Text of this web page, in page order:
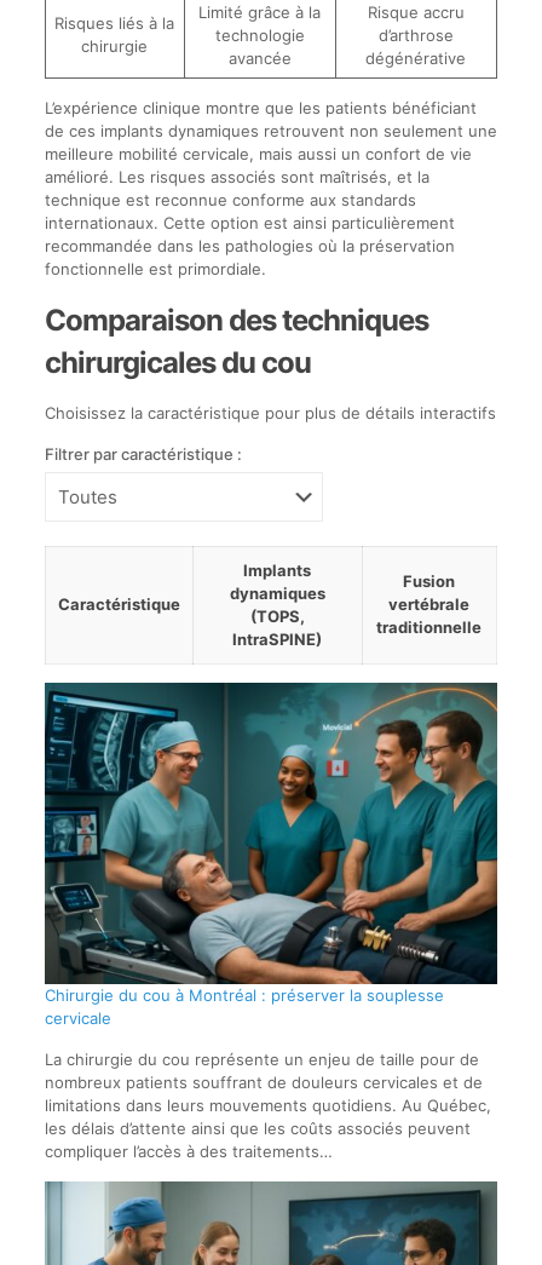
Risques liés à la
chirurgie
Limité grâce à la
technologie
avancée
Risque accru
d’arthrose
dégénérative
L’expérience clinique montre que les patients bénéficiant
de ces implants dynamiques retrouvent non seulement une
meilleure mobilité cervicale, mais aussi un confort de vie
amélioré. Les risques associés sont maîtrisés, et la
technique est reconnue conforme aux standards
internationaux. Cette option est ainsi particulièrement
recommandée dans les pathologies où la préservation
fonctionnelle est primordiale.
Comparaison des techniques
chirurgicales du cou
Choisissez la caractéristique pour plus de détails interactifs
Filtrer par caractéristique :
Caractéristique
Implants
dynamiques
(TOPS,
IntraSPINE)
Fusion
vertébrale
traditionnelle
Chirurgie du cou à Montréal : préserver la souplesse
cervicale
La chirurgie du cou représente un enjeu de taille pour de
nombreux patients souffrant de douleurs cervicales et de
limitations dans leurs mouvements quotidiens. Au Québec,
les délais d’attente ainsi que les coûts associés peuvent
compliquer l’accès à des traitements…